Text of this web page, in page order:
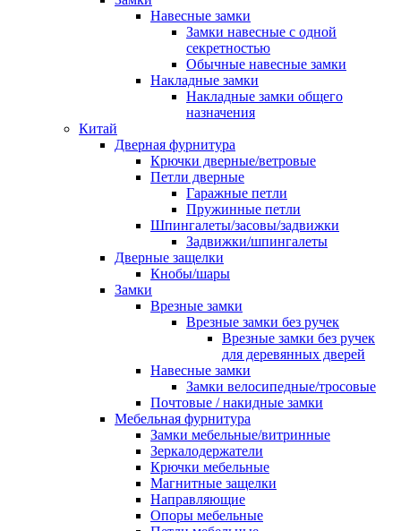
Навесные замки
Замки навесные с одной
секретностью
Обычные навесные замки
Накладные замки
Накладные замки общего
назначения
Китай
Дверная фурнитура
Крючки дверные/ветровые
Петли дверные
Гаражные петли
Пружинные петли
Шпингалеты/засовы/задвижки
Задвижки/шпингалеты
Дверные защелки
Кнобы/шары
Замки
Врезные замки
Врезные замки без ручек
Врезные замки без ручек
для деревянных дверей
Навесные замки
Замки велосипедные/тросовые
Почтовые / накидные замки
Мебельная фурнитура
Замки мебельные/витринные
Зеркалодержатели
Крючки мебельные
Магнитные защелки
Направляющие
Опоры мебельные